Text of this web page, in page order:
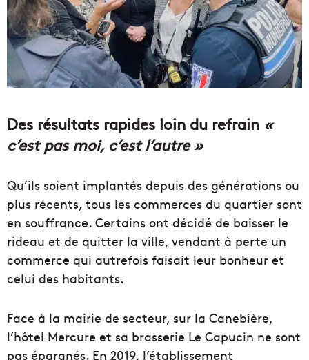
Des résultats rapides loin du refrain «
c’est pas moi, c’est l’autre »
Qu’ils soient implantés depuis des générations ou
plus récents, tous les commerces du quartier sont
en souffrance. Certains ont décidé de baisser le
rideau et de quitter la ville, vendant à perte un
commerce qui autrefois faisait leur bonheur et
celui des habitants.
Face à la mairie de secteur, sur la Canebière,
l’hôtel Mercure et sa brasserie Le Capucin ne sont
pas épargnés. En 2019, l’établissement